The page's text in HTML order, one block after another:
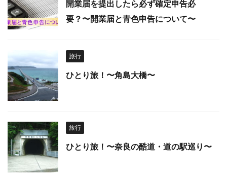
開業届を提出したら必ず確定申告必
要？〜開業届と青色申告について〜
旅行
ひとり旅！〜角島大橋〜
旅行
ひとり旅！〜奈良の酷道・道の駅巡り〜